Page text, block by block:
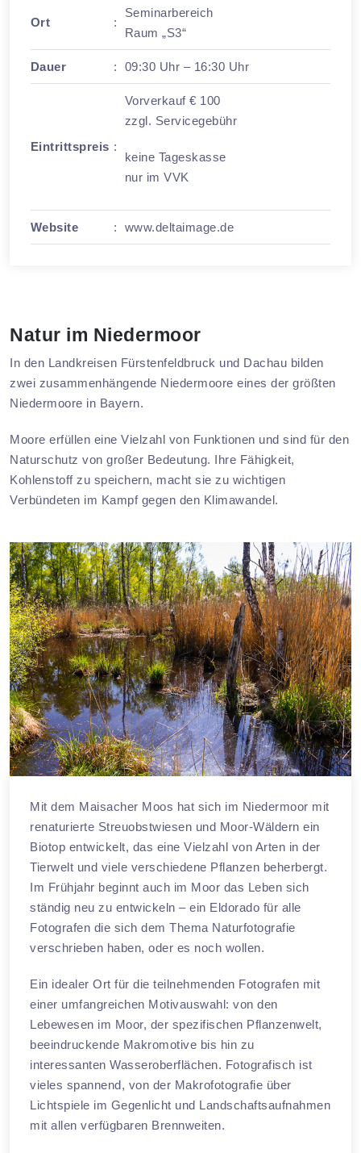
Ort :
Seminarbereich
Raum „S3“
Dauer : 09:30 Uhr – 16:30 Uhr
Eintrittspreis :
Vorverkauf € 100
zzgl. Servicegebühr
keine Tageskasse
nur im VVK
Website : www.deltaimage.de
Natur im Niedermoor
In den Landkreisen Fürstenfeldbruck und Dachau bilden
zwei zusammenhängende Niedermoore eines der größten
Niedermoore in Bayern.
Moore erfüllen eine Vielzahl von Funktionen und sind für den
Naturschutz von großer Bedeutung. Ihre Fähigkeit,
Kohlenstoff zu speichern, macht sie zu wichtigen
Verbündeten im Kampf gegen den Klimawandel.
Mit dem Maisacher Moos hat sich im Niedermoor mit
renaturierte Streuobstwiesen und Moor-Wäldern ein
Biotop entwickelt, das eine Vielzahl von Arten in der
Tierwelt und viele verschiedene Pflanzen beherbergt.
Im Frühjahr beginnt auch im Moor das Leben sich
ständig neu zu entwickeln – ein Eldorado für alle
Fotografen die sich dem Thema Naturfotografie
verschrieben haben, oder es noch wollen.
Ein idealer Ort für die teilnehmenden Fotografen mit
einer umfangreichen Motivauswahl: von den
Lebewesen im Moor, der spezifischen Pflanzenwelt,
beeindruckende Makromotive bis hin zu
interessanten Wasseroberflächen. Fotografisch ist
vieles spannend, von der Makrofotografie über
Lichtspiele im Gegenlicht und Landschaftsaufnahmen
mit allen verfügbaren Brennweiten.